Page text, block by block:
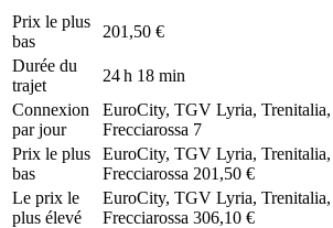
Prix ​​le plus
bas
201,50 €
Durée du
trajet
24 h 18 min
Connexion
par jour
EuroCity, TGV Lyria,
Frecciarossa 7
Prix ​​le plus
bas
EuroCity, TGV Lyria,
Frecciarossa 201,50 €
Le prix le
plus élevé
EuroCity, TGV Lyria,
Frecciarossa 306,10 €